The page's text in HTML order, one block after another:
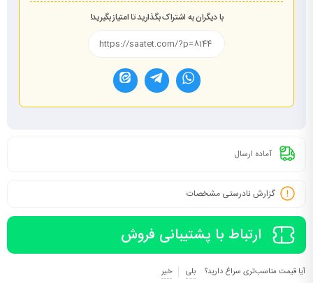
با دیگران به اشتراک بگذارید تا امتیاز بگیرید!
آماده ارسال
گزارش نادرستی مشخصات
ارتباط با پشتیبانی فروش
آیا قیمت مناسب‌تری سراغ دارید؟ بلی خیر